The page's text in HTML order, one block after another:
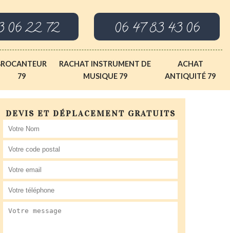
06 22 72 06 47 83 43 06
79
RACHAT INSTRUMENT DE
MUSIQUE 79
ACHAT
ANTIQUITÉ 79
DEVIS ET DÉPLACEMENT GRATUITS